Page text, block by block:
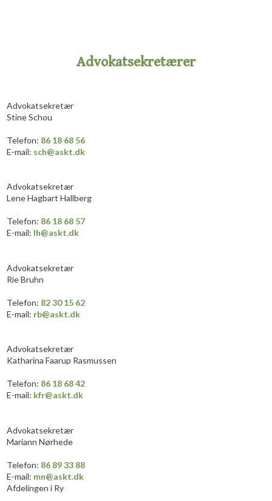
Advokatsekretærer
Advokatsekretær
Stine Schou
​Telefon: 86 18 68 56
E-mail: sch@askt.dk
Advokatsekretær
Lene Hagbart Hallberg
​Telefon: 86 18 68 57
E-mail: lh@askt.dk
Advokatsekretær
Rie Bruhn
​Telefon: 82 30 15 62
E-mail: rb@askt.dk
Advokatsekretær
Katharina Faarup Rasmussen
Telefon: 86 18 68 42
E-mail: kfr@askt.dk
Advokatsekretær
Mariann Nørhede
​​Telefon: 86 89 33 88
E-mail: mn@askt.dk
Afdelingen i Ry